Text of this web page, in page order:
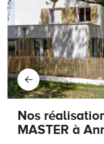
Nos
MASTER à